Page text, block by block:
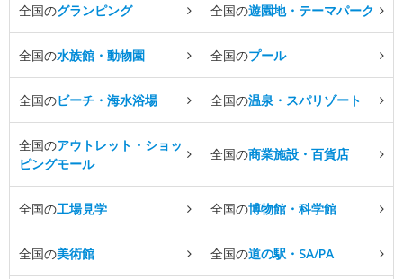
全国のグランピング 全国の遊園地・テーマパーク
全国の水族館・動物園 全国のプール
全国のビーチ・海水浴場 全国の温泉・スパリゾート
全国のアウトレット・ショッ
ピングモール
全国の商業施設・百貨店
全国の工場見学 全国の博物館・科学館
全国の美術館 全国の道の駅・SA/PA